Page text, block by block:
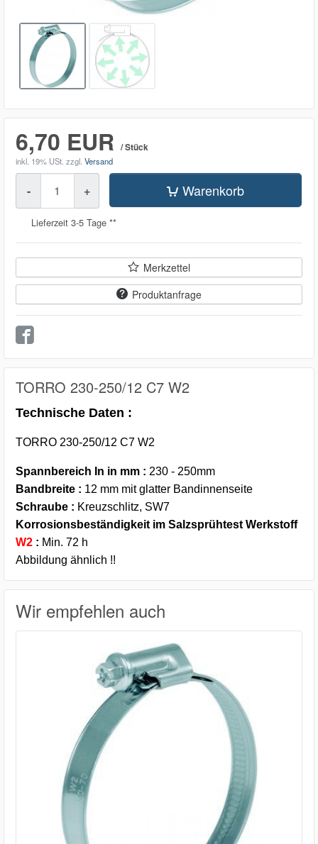
6,70 EUR / Stück
inkl. 19% USt. zzgl. Versand
- + Warenkorb
Lieferzeit 3-5 Tage **
Merkzettel
Produktanfrage
TORRO 230-250/12 C7 W2
Technische Daten :
TORRO 230-250/12 C7 W2
Spannbereich In in mm : 230 - 250mm
Bandbreite : 12 mm mit glatter Bandinnenseite
Schraube : Kreuzschlitz, SW7
Korrosionsbeständigkeit im Salzsprühtest Werkstoff
W2 : Min. 72 h
Abbildung ähnlich !!
Wir empfehlen auch